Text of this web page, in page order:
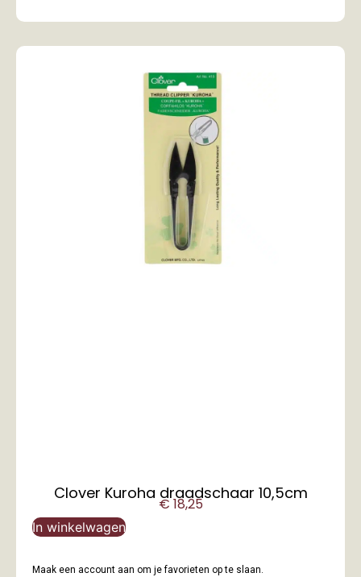
Clover Kuroha draadschaar 10,5cm
€18,25
In winkelwagen
Maak een account aan om je favorieten op te slaan.